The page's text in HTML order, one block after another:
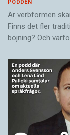
PODDEN
Är verbformen
Finns det fler
böjning? Och